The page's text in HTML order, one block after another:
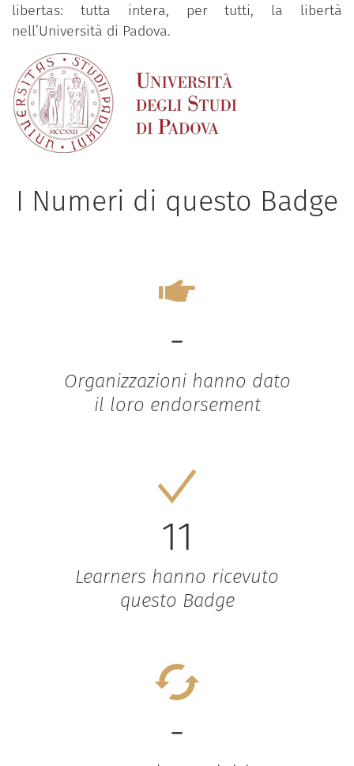
libertas: tutta intera, per tutti, la libertà
nell’Università di Padova.
I Numeri di questo Badge
-
Organizzazioni hanno dato
il loro endorsement
11
Learners hanno ricevuto
questo Badge
-